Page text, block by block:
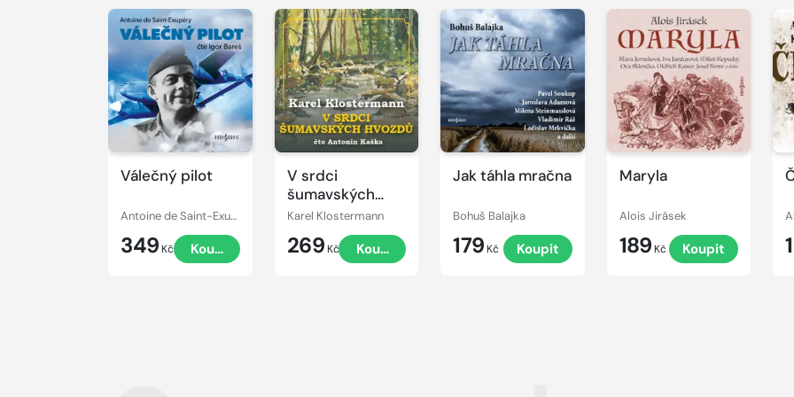
Válečný pilot
Antoine de Saint-Exupéry
349 Kč Koupit
Přehrát
ukázku
V srdci
šumavských
hvozdů
Karel Klostermann
269 Kč Koupit
Přehrát
ukázku
Jak táhla mračna
Bohuš Balajka
179 Kč Koupit
Přehrát
ukázku
Maryla
Alois Jirásek
189 Kč Koupit
Přehrát
ukázku